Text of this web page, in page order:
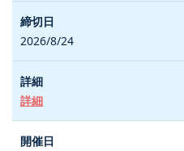
2026/8/24
詳細